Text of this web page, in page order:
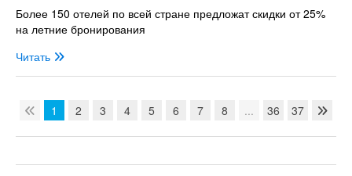
Более 150 отелей по всей стране предложат скидки от 25%
на летние бронирования
Читать
1 2 3 4 5 6 7 8 ... 36 37